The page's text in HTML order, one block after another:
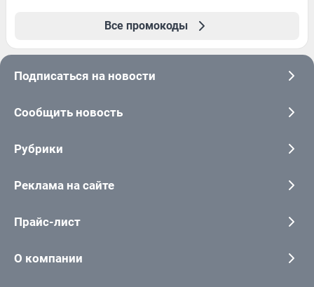
Все промокоды
Подписаться на новости
Сообщить новость
Рубрики
Реклама на сайте
Прайс-лист
О компании